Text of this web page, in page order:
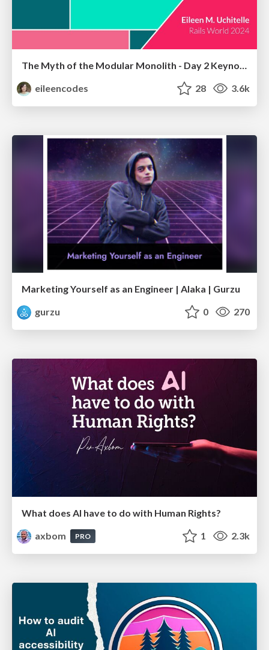
The Myth of the Modular Monolith - Day 2 Keynote - Rails World 2024
eileencodes
28 3.6k
Marketing Yourself as an Engineer | Alaka | Gurzu
gurzu
0 270
What does AI have to do with Human Rights?
axbom
PRO 1 2.3k